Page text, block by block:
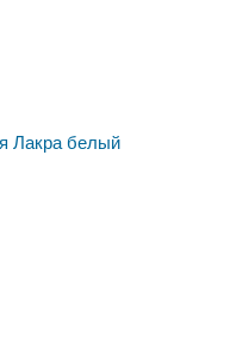
Лакра белый